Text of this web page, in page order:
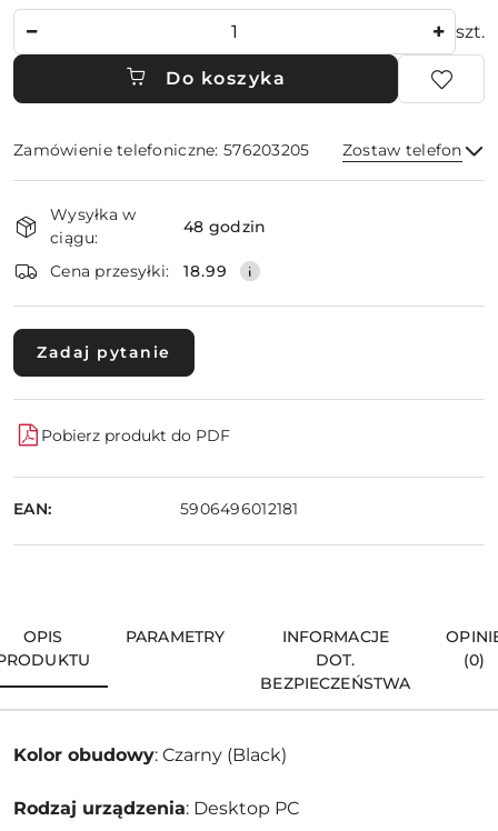
szt.
Do koszyka
Zamówienie telefoniczne: 576203205 Zostaw telefon
i
dostawa
Wysyłka w
ciągu:
48 godzin
Cena przesyłki: 18.99
Zadaj pytanie
Pobierz produkt do PDF
EAN: 5906496012181
OPIS
PARAMETRY
INFORMACJE
DOT.
BEZPIECZEŃSTWA
(0)
Kolor obudowy: Czarny (Black)
Rodzaj urządzenia: Desktop PC